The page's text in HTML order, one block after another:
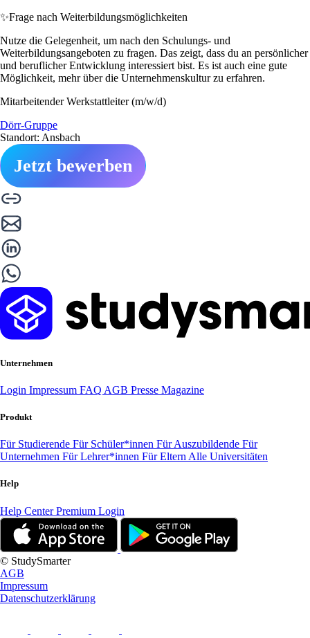
✨Frage nach Weiterbildungsmöglichkeiten
Nutze die Gelegenheit, um nach den Schulungs- und
Weiterbildungsangeboten zu fragen. Das zeigt, dass du an persönlicher
und beruflicher Entwicklung interessiert bist. Es ist auch eine gute
Möglichkeit, mehr über die Unternehmenskultur zu erfahren.
Mitarbeitender Werkstattleiter (m/w/d)
Dörr-Gruppe
Standort: Ansbach
Jetzt bewerben
Unternehmen
Login Impressum FAQ AGB Presse Magazine
Produkt
Für Studierende Für Schüler*innen Für Auszubildende Für
Unternehmen Für Lehrer*innen Für Eltern Alle Universitäten
Help
Help CenterPremium Login
© StudySmarter
AGB
Impressum
Datenschutzerklärung